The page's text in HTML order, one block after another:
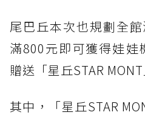
尾巴丘本次也規劃全
滿800元即可獲得娃娃
贈送「星丘STAR
其中，「星丘STAR